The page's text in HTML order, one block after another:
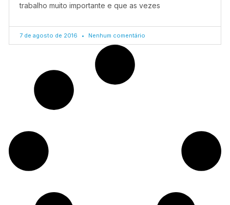
trabalho muito importante e que as vezes
7 de agosto de 2016 Nenhum comentário